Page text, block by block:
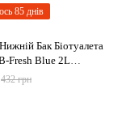
85 днів
Бак Біотуалета
Fresh Blue 2L
432 грн